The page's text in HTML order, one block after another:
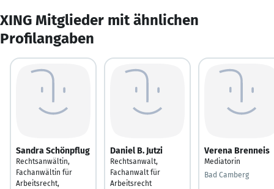
XING Mitglieder mit ähnlichen
Profilangaben
Sandra Schönpflug
Rechtsanwältin,
Fachanwältin für
Arbeitsrecht,
Daniel B. Jutzi
Rechtsanwalt,
Fachanwalt für
Arbeitsrecht
Verena Brenneis
Mediatorin
Bad Camberg